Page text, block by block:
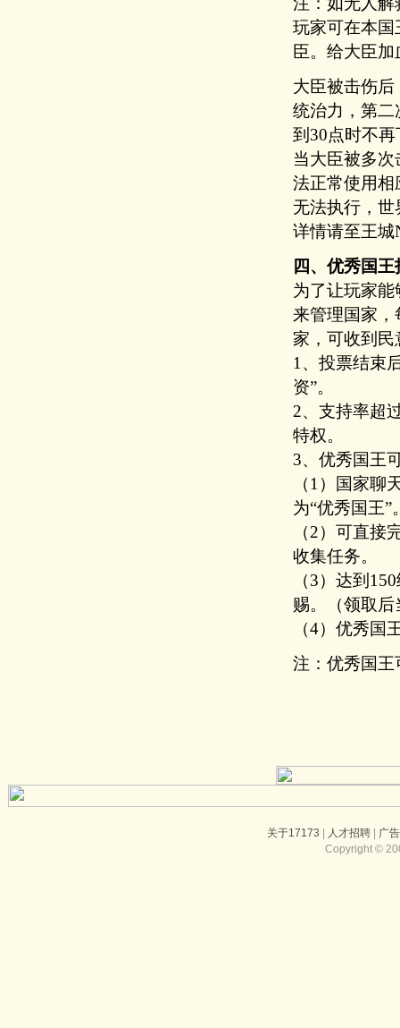
玩家可在本国
臣。给大臣
大臣被击伤
统治力，第
到30点时不
当大臣被多次
法正常使用
无法执行，
详情请至王城
四、优秀国
为了让玩家
来管理国家，
家，可收到
1、投票结束
资”。
2、支持率超
特权。
3、优秀国王
（1）国家聊
为“优秀国王”
（2）可直
收集任务。
（3）达到
赐。（领取
（4）优秀国
注：优秀国王
关于17173 人才招聘
广
Copyright ©